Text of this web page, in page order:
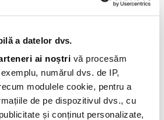
a datelor dvs.
ai noștri vă procesăm
numărul dvs. de IP,
modulele cookie, pentru a
de pe dispozitivul dvs., cu
și conținut personalizate,